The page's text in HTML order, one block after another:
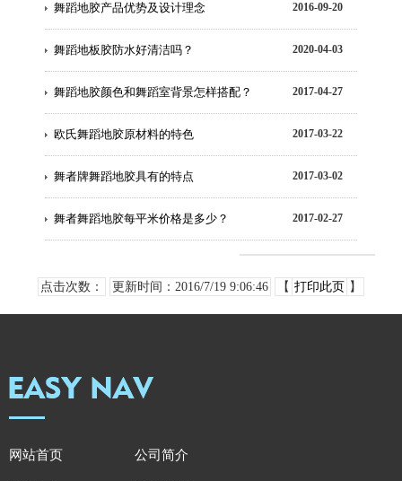
2016-09-20
舞蹈地胶产品优势及设计理念
2020-04-03
舞蹈地板胶防水好清洁吗？
2017-04-27
舞蹈地胶颜色和舞蹈室背景怎样搭配？
2017-03-22
欧氏舞蹈地胶原材料的特色
2017-03-02
舞者牌舞蹈地胶具有的特点
2017-02-27
舞者舞蹈地胶每平米价格是多少？
点击次数： 更新时间：2016/7/19 9:06:46 【 打印此页 】
网站首页 公司简介